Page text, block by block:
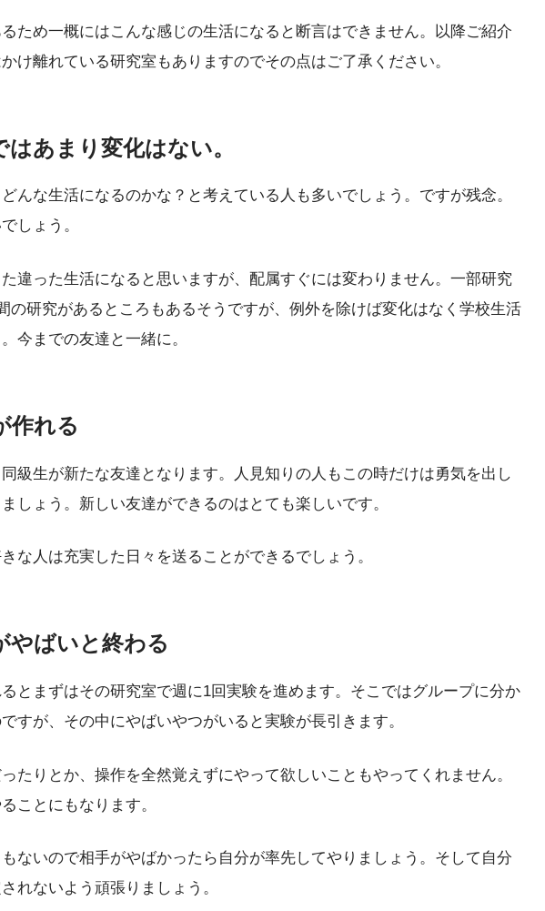
ため一概にはこんな感じの生活になると断言はできません。以降ご紹介
け離れている研究室もありますのでその点はご了承ください。
あまり変化はない。
んな生活になるのかな？と考えている人も多いでしょう。ですが残念。
しょう。
違った生活になると思いますが、配属すぐには変わりません。一部研究
の研究があるところもあるそうですが、例外を除けば変化はなく学校生活
今までの友達と一緒に。
作れる
級生が新たな友達となります。人見知りの人もこの時だけは勇気を出し
しょう。新しい友達ができるのはとても楽しいです。
な人は充実した日々を送ることができるでしょう。
やばいと終わる
とまずはその研究室で週に1回実験を進めます。そこではグループに分か
すが、その中にやばいやつがいると実験が長引きます。
たりとか、操作を全然覚えずにやって欲しいこともやってくれません。
ことにもなります。
ないので相手がやばかったら自分が率先してやりましょう。そして自分
れないよう頑張りましょう。